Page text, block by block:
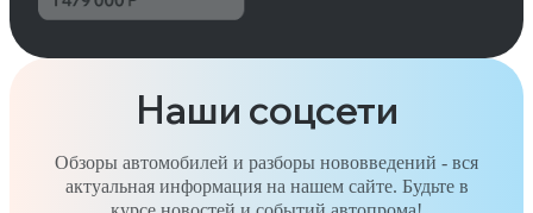
Наши соцсети
Обзоры автомобилей и разборы нововведений - вся
актуальная информация на нашем сайте. Будьте в